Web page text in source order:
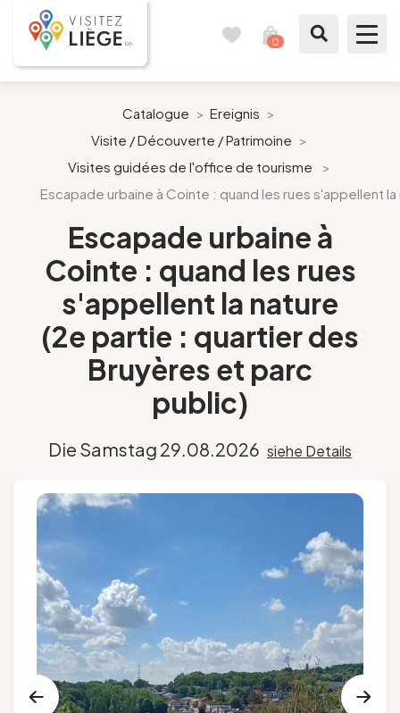
0
Wie ein Bürger von Lüttich
Meinen Aufenthalt vorbereiten
Unsere Vorschläge
Stadt Lüttich
Agenda
Folgen Sie uns
EN NL DE
Catalogue > Ereignis >
Visite / Découverte / Patrimoine >
Visites guidées de l'office de tourisme
>
Escapade urbaine à Cointe : quand les rues s'appellent
Escapade urbaine à
Cointe : quand les rues
s'appellent la nature
(2e partie : quartier des
Bruyères et parc
public)
Die Samstag 29.08.2026 siehe Details